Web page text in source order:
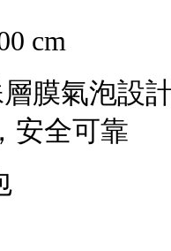
cm
膜氣泡設
， 安全可靠